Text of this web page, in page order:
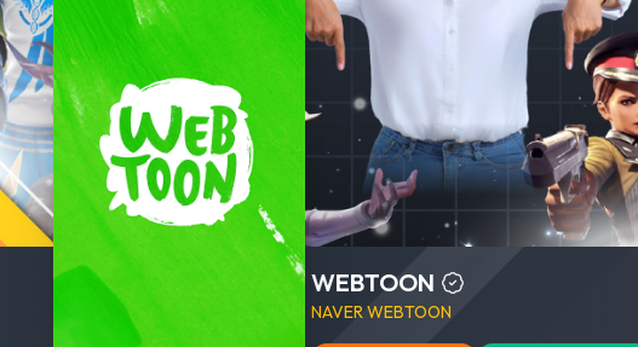
WEBTOON
NAVER WEBTOON